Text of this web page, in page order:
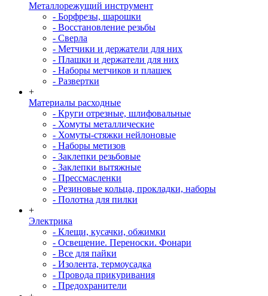
Металлорежущий инструмент
- Борфрезы, шарошки
- Восстановление резьбы
- Сверла
- Метчики и держатели для них
- Плашки и держатели для них
- Наборы метчиков и плашек
- Развертки
+
Материалы расходные
- Круги отрезные, шлифовальные
- Хомуты металлические
- Хомуты-стяжки нейлоновые
- Наборы метизов
- Заклепки резьбовые
- Заклепки вытяжные
- Прессмасленки
- Резиновые кольца, прокладки, наборы
- Полотна для пилки
+
Электрика
- Клещи, кусачки, обжимки
- Освещение. Переноски. Фонари
- Все для пайки
- Изолента, термоусадка
- Провода прикуривания
- Предохранители